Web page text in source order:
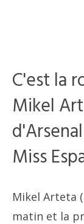
C'est la
Mikel
Miss
Mikel Arteta
matin et la